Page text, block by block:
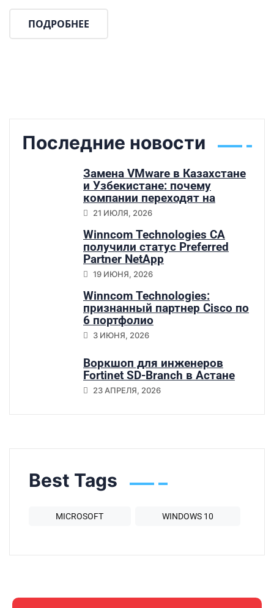
ПОДРОБНЕЕ
Последние новости
Замена VMware в Казахстане
и Узбекистане: почему
компании переходят на
Sangfor HCI
21 ИЮЛЯ, 2026
Winncom Technologies CA
получили статус Preferred
Partner NetApp
19 ИЮНЯ, 2026
Winncom Technologies:
признанный партнер Cisco по
6 портфолио
3 ИЮНЯ, 2026
Воркшоп для инженеров
Fortinet SD-Branch в Астане
23 АПРЕЛЯ, 2026
Best Tags
MICROSOFT WINDOWS 10